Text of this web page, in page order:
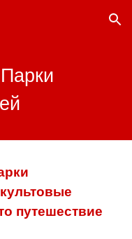
Skip to navigation
путешествие